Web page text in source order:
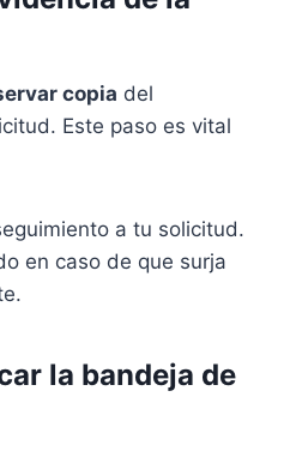
copia del
Este paso es vital
a tu solicitud.
en caso de que surja
la bandeja de